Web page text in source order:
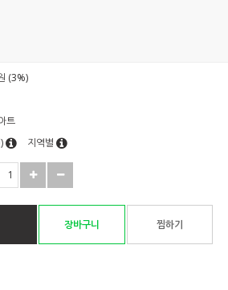
(3%)
트
지역별
장바구니 찜하기